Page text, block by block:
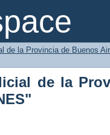
de la
de la Provincia de Buenos
de la